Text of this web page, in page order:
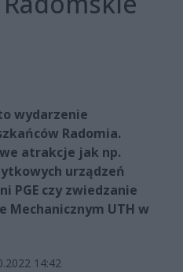
wydarzenie
Radomia.
atrakcje jak np.
urządzeń
PGE czy zwiedzanie
Mechanicznym UTH w
14:42